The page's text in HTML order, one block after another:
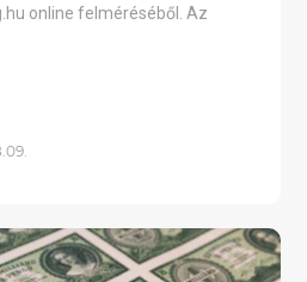
online felméréséből. Az